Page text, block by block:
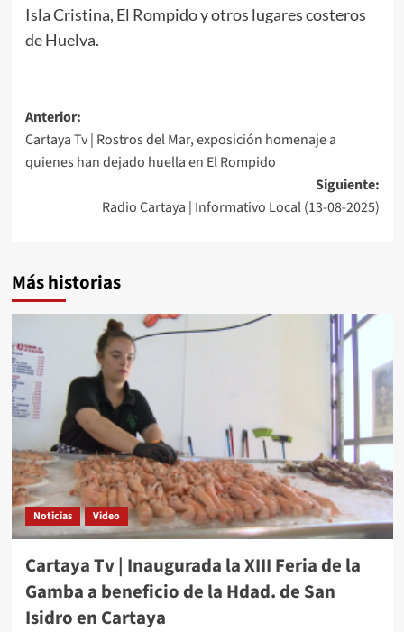
Isla Cristina, El Rompido y otros lugares costeros
de Huelva.
Anterior:
Cartaya Tv | Rostros del Mar, exposición homenaje a
quienes han dejado huella en El Rompido
Siguiente:
Radio Cartaya | Informativo Local (13-08-2025)
Más historias
Noticias Video
Cartaya Tv | Inaugurada la XIII Feria de la
Gamba a beneficio de la Hdad. de San
Isidro en Cartaya